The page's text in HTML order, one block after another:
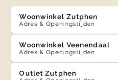
Woonwinkel Zutphen
Adres & Openingstijden
Woonwinkel Veenendaal
Adres & Openingstijden
Outlet Zutphen